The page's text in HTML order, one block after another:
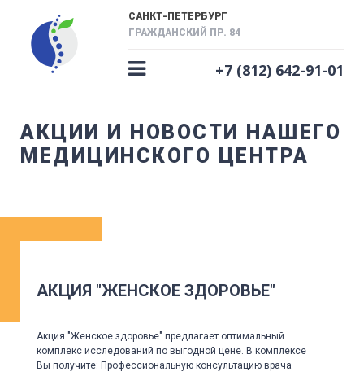
САНКТ-ПЕТЕРБУРГ
ГРАЖДАНСКИЙ ПР. 84
+7 (812) 642-91-01
АКЦИИ И НОВОСТИ НАШЕГО
МЕДИЦИНСКОГО ЦЕНТРА
АКЦИЯ "ЖЕНСКОЕ ЗДОРОВЬЕ"
Акция "Женское здоровье" предлагает оптимальный
комплекс исследований по выгодной цене. В комплексе
Вы получите: Профессиональную консультацию врача